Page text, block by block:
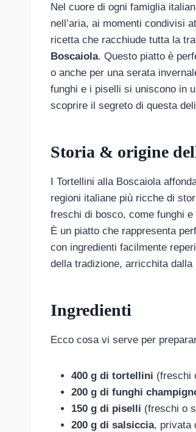
Nel cuore di ogni famiglia
nell’aria, ai momenti condivisi
ricetta che racchiude tutta la
Boscaiola. Questo piatto è
o anche per una serata
funghi e i piselli si uniscono in
scoprire il segreto di questa
Storia & origine
I Tortellini alla Boscaiola
regioni italiane più ricche di
freschi di bosco, come funghi
È un piatto che rappresenta
con ingredienti facilmente
della tradizione, arricchita
Ingredienti
Ecco cosa vi serve per
400 g di tortellini (freschi
200 g di funghi
150 g di piselli (freschi o
200 g di salsiccia, privata